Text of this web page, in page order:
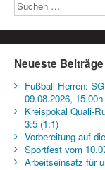
Neueste Beiträge
Fußball Herren:
09.08.2026, 15.00h
Kreispokal Quali-
3:5 (1:1)
Vorbereitung auf
Sportfest vom
Arbeitseinsatz für